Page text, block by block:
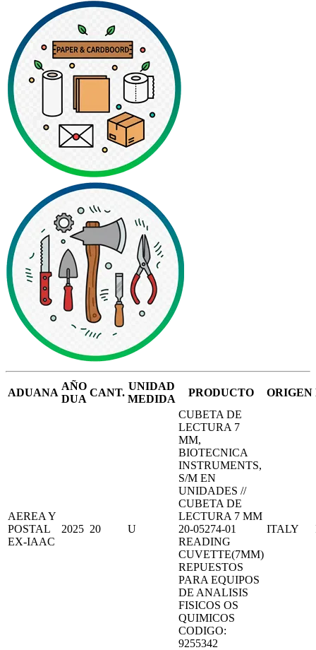
ADUANA
AÑO
DUA
CANT.
UNIDAD
MEDIDA
PRODUCTO ORIGEN
AEREA Y
POSTAL
EX-IAAC
2025 20 U
CUBETA DE
LECTURA 7
MM,
BIOTECNICA
INSTRUMENTS,
S/M EN
UNIDADES //
CUBETA DE
LECTURA 7 MM
20-05274-01
READING
CUVETTE(7MM)
REPUESTOS
PARA EQUIPOS
DE ANALISIS
FISICOS OS
QUIMICOS
CODIGO:
9255342
ITALY